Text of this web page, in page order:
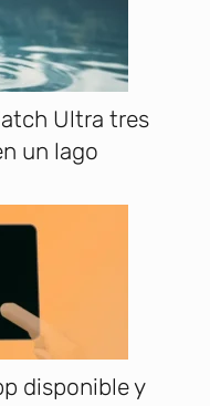
Ultra tres
un lago
disponible y